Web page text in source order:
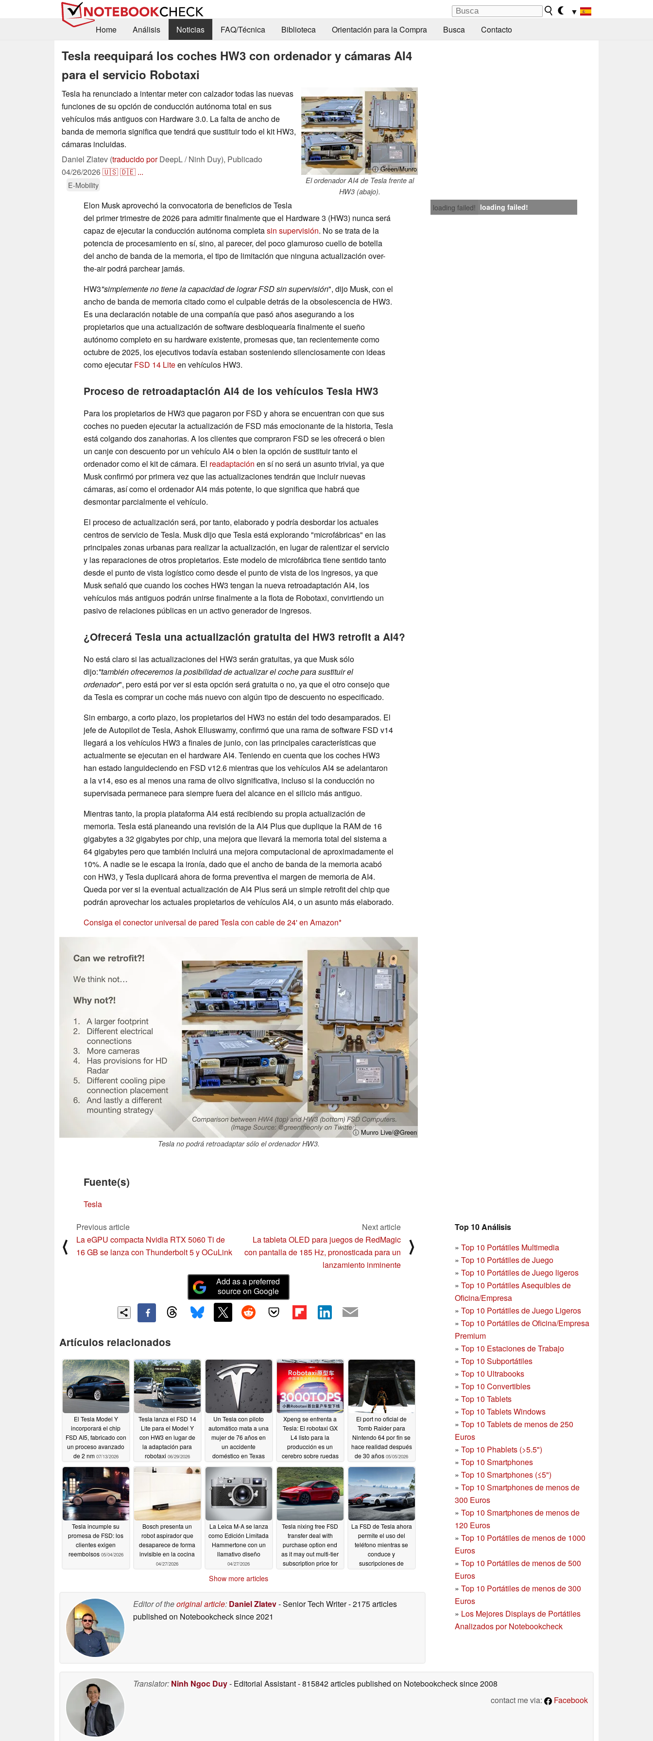
▼
Home
Análisis Noticias FAQ/Técnica Biblioteca Orientación para la Compra Busca Contacto
Tesla reequipará los coches HW3 con ordenador y cámaras AI4
para el servicio Robotaxi
ⓘ Green/Munro
El ordenador AI4 de Tesla frente al
HW3 (abajo).
Tesla ha renunciado a intentar meter con calzador todas las nuevas
funciones de su opción de conducción autónoma total en sus
vehículos más antiguos con Hardware 3.0. La falta de ancho de
banda de memoria significa que tendrá que sustituir todo el kit HW3,
cámaras incluidas.
Daniel Zlatev (traducido porDeepL / Ninh Duy), Publicado
04/26/2026🇺🇸🇩🇪 ...
E-Mobility
loading failed! loading failed!
Elon Musk aprovechó la convocatoria de beneficios de Tesla
del primer trimestre de 2026 para admitir finalmente que el Hardware 3 (HW3) nunca será
capaz de ejecutar la conducción autónoma completasin supervisión. No se trata de la
potencia de procesamiento en sí, sino, al parecer, del poco glamuroso cuello de botella
del ancho de banda de la memoria, el tipo de limitación que ninguna actualización over-
the-air podrá parchear jamás.
HW3"simplemente no tiene la capacidad de lograr FSD sin supervisión", dijo Musk, con el
ancho de banda de memoria citado como el culpable detrás de la obsolescencia de HW3.
Es una declaración notable de una compañía que pasó años asegurando a los
propietarios que una actualización de software desbloquearía finalmente el sueño
autónomo completo en su hardware existente, promesas que, tan recientemente como
octubre de 2025, los ejecutivos todavía estaban sosteniendo silenciosamente con ideas
como ejecutarFSD 14 Liteen vehículos HW3.
Proceso de retroadaptación AI4 de los vehículos Tesla HW3
Para los propietarios de HW3 que pagaron por FSD y ahora se encuentran con que sus
coches no pueden ejecutar la actualización de FSD más emocionante de la historia, Tesla
está colgando dos zanahorias. A los clientes que compraron FSD se les ofrecerá o bien
un canje con descuento por un vehículo AI4 o bien la opción de sustituir tanto el
ordenador como el kit de cámara. El readaptación en sí no será un asunto trivial, ya que
Musk confirmó por primera vez que las actualizaciones tendrán que incluir nuevas
cámaras, así como el ordenador AI4 más potente, lo que significa que habrá que
desmontar parcialmente el vehículo.
El proceso de actualización será, por tanto, elaborado y podría desbordar los actuales
centros de servicio de Tesla. Musk dijo que Tesla está explorando "microfábricas" en las
principales zonas urbanas para realizar la actualización, en lugar de ralentizar el servicio
y las reparaciones de otros propietarios. Este modelo de microfábrica tiene sentido tanto
desde el punto de vista logístico como desde el punto de vista de los ingresos, ya que
Musk señaló que cuando los coches HW3 tengan la nueva retroadaptación AI4, los
vehículos más antiguos podrán unirse finalmente a la flota de Robotaxi, convirtiendo un
pasivo de relaciones públicas en un activo generador de ingresos.
¿Ofrecerá Tesla una actualización gratuita del HW3 retrofit a AI4?
No está claro si las actualizaciones del HW3 serán gratuitas, ya que Musk sólo
dijo:"también ofreceremos la posibilidad de actualizar el coche para sustituir el
ordenador", pero está por ver si esta opción será gratuita o no, ya que el otro consejo que
da Tesla es comprar un coche más nuevo con algún tipo de descuento no especificado.
Sin embargo, a corto plazo, los propietarios del HW3 no están del todo desamparados. El
jefe de Autopilot de Tesla, Ashok Elluswamy, confirmó que una rama de software FSD v14
llegará a los vehículos HW3 a finales de junio, con las principales características que
actualmente se ejecutan en el hardware AI4. Teniendo en cuenta que los coches HW3
han estado languideciendo en FSD v12.6 mientras que los vehículos AI4 se adelantaron
a la v14, eso es al menos una rama de olivo significativa, incluso si la conducción no
supervisada permanece para siempre fuera del alcance en el silicio más antiguo.
Mientras tanto, la propia plataforma AI4 está recibiendo su propia actualización de
memoria. Tesla está planeando una revisión de la AI4 Plus que duplique la RAM de 16
gigabytes a 32 gigabytes por chip, una mejora que llevará la memoria total del sistema a
64 gigabytes pero que también incluirá una mejora computacional de aproximadamente el
10%. A nadie se le escapa la ironía, dado que el ancho de banda de la memoria acabó
con HW3, y Tesla duplicará ahora de forma preventiva el margen de memoria de AI4.
Queda por ver si la eventual actualización de AI4 Plus será un simple retrofit del chip que
podrán aprovechar los actuales propietarios de vehículos AI4, o un asunto más elaborado.
Consiga el conector universal de pared Tesla con cable de 24' en Amazon
ⓘ Munro Live/@Green
Tesla no podrá retroadaptar sólo el ordenador HW3.
Fuente(s)
Tesla
Top 10 Análisis
» Top 10 Portátiles Multimedia
» Top 10 Portátiles de Juego
» Top 10 Portátiles de Juego ligeros
» Top 10 Portátiles Asequibles de
Oficina/Empresa
» Top 10 Portátiles de Juego Ligeros
» Top 10 Portátiles de Oficina/Empresa
Premium
» Top 10 Estaciones de Trabajo
» Top 10 Subportátiles
» Top 10 Ultrabooks
» Top 10 Convertibles
» Top 10 Tablets
» Top 10 Tablets Windows
» Top 10 Tablets de menos de 250
Euros
» Top 10 Phablets (>5.5")
» Top 10 Smartphones
» Top 10 Smartphones (≤5")
» Top 10 Smartphones de menos de
300 Euros
» Top 10 Smartphonesde menos de
120 Euros
» Top 10 Portátiles de menos de 1000
Euros
» Top 10 Portátiles de menos de 500
Euros
» Top 10 Portátiles de menos de 300
Euros
» Los Mejores Displays de Portátiles
Analizados por Notebookcheck
⟨
Previous article
La eGPU compacta Nvidia RTX 5060 Ti de
16 GB se lanza con Thunderbolt 5 y OCuLink
Next article
La tableta OLED para juegos de RedMagic
con pantalla de 185 Hz, pronosticada para un
lanzamiento inminente
⟩
Add as a preferred
source on Google
Artículos relacionados
El Tesla Model Y
incorporará el chip
FSD AI5, fabricado con
un proceso avanzado
de 2 nm 07/13/2026
Tesla lanza el FSD 14
Lite para el Model Y
con HW3 en lugar de
la adaptación para
robotaxi 06/29/2026
Un Tesla con piloto
automático mata a una
mujer de 76 años en
un accidente
doméstico en Texas
06/22/2026
Xpeng se enfrenta a
Tesla: El robotaxi GX
L4 listo para la
producción es un
cerebro sobre ruedas
05/20/2026
El port no oficial de
Tomb Raider para
Nintendo 64 por fin se
hace realidad después
de 30 años 05/05/2026
Tesla incumple su
promesa de FSD: los
clientes exigen
reembolsos 05/04/2026
Bosch presenta un
robot aspirador que
desaparece de forma
invisible en la cocina
04/27/2026
La Leica M-A se lanza
como Edición Limitada
Hammertone con un
llamativo diseño
04/27/2026
Tesla nixing free FSD
transfer deal with
purchase option end
as it may out multi-tier
subscription price for
La FSD de Tesla ahora
permite el uso del
teléfono mientras se
conduce y
suscripciones de
12/06/2025
Show more articles
Editor of theoriginal article: Daniel Zlatev- Senior Tech Writer- 2175 articles
published on Notebookchecksince 2021
Translator: Ninh Ngoc Duy- Editorial Assistant- 815842 articles published on Notebookchecksince 2008
contact me via:
Facebook